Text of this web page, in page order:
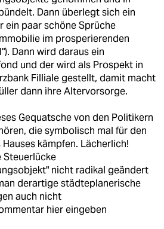
Dann überlegt sich ein
ein paar schöne Sprüche
im prosperierenden
Dann wird daraus ein
und der wird als Prospekt in
Filliale gestellt, damit macht
dann ihre Altervorsorge.
Gequatsche von den Politikern
die symbolisch mal für den
kämpfen. Lächerlich!
Steuerlücke
nicht radikal geändert
derartige städteplanerische
auch nicht
hier eingeben